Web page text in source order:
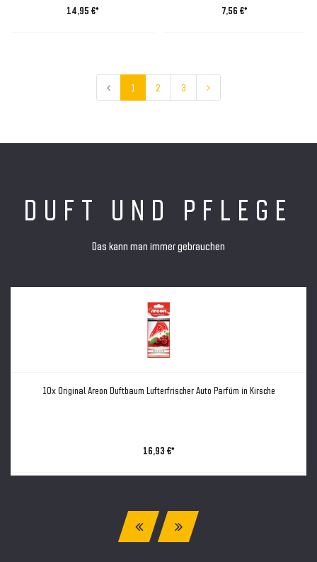
14,95 €* 7,56 €*
1 2 3
DUFT UND PFLEGE
Das kann man immer gebrauchen
10x Original Areon Duftbaum Lufterfrischer Auto Parfüm in Kirsche
16,93 €*